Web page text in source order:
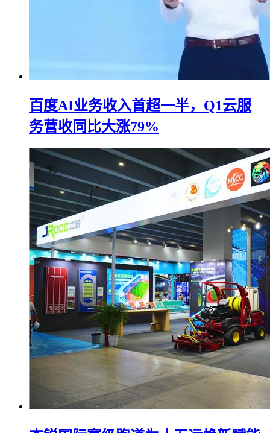
百度AI业务收入首超一半，Q1云服
务营收同比大涨79%